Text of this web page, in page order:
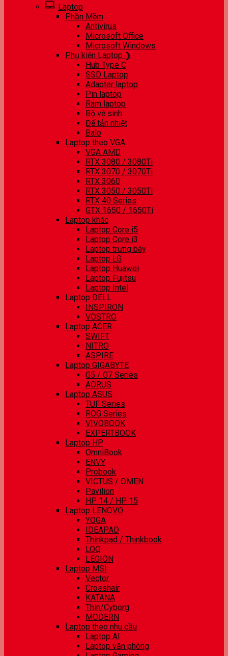
Laptop
Phần Mềm
Antivirus
Microsoft Office
Microsoft Windows
Phụ kiện Laptop ❯
Hub Type C
SSD Laptop
Adapter laptop
Pin laptop
Ram laptop
Bộ vệ sinh
Đế tản nhiệt
Balo
Laptop theo VGA
VGA AMD
RTX 3080 / 3080Ti
RTX 3070 / 3070Ti
RTX 3060
RTX 3050 / 3050Ti
RTX 40 Series
GTX 1650 / 1650Ti
Laptop khác
Laptop Core i5
Laptop Core i3
Laptop trưng bày
Laptop LG
Laptop Huawei
Laptop Fujitsu
Laptop Intel
Laptop DELL
INSPIRON
VOSTRO
Laptop ACER
SWIFT
NITRO
ASPIRE
Laptop GIGABYTE
G5 / G7 Series
AORUS
Laptop ASUS
TUF Series
ROG Series
VIVOBOOK
EXPERTBOOK
Laptop HP
OmniBook
ENVY
Probook
VICTUS / OMEN
Pavilion
HP 14 / HP 15
Laptop LENOVO
YOGA
IDEAPAD
Thinkpad / Thinkbook
LOQ
LEGION
Laptop MSI
Vector
Crosshair
KATANA
Thin/Cyborg
MODERN
Laptop theo nhu cầu
Laptop AI
Laptop văn phòng